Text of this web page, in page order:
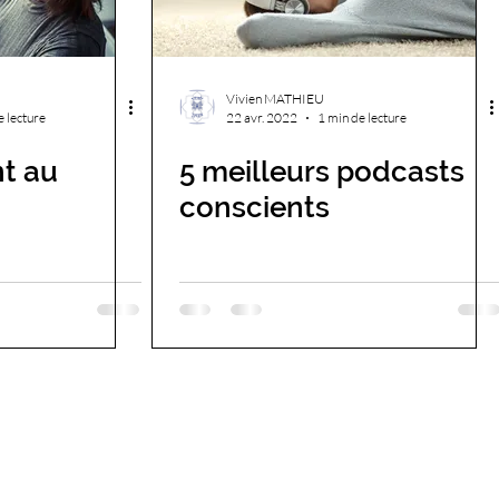
lecture
au
Vivien MATHIEU
22 avr. 2022
1 min de lecture
5 meilleurs podcasts
conscients